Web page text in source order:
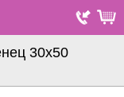
30х50